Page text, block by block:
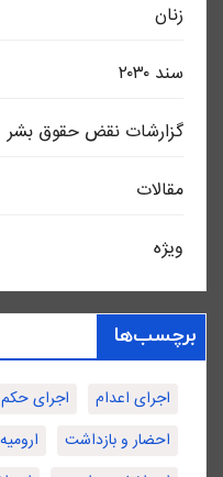
زنان
سند ٢٠٣٠
گزارشات نقض حقوق بشر
مقالات
ویژه
برچسب‌ها
اجرای اعدام اجرای
احضار و بازداشت
ارومیه